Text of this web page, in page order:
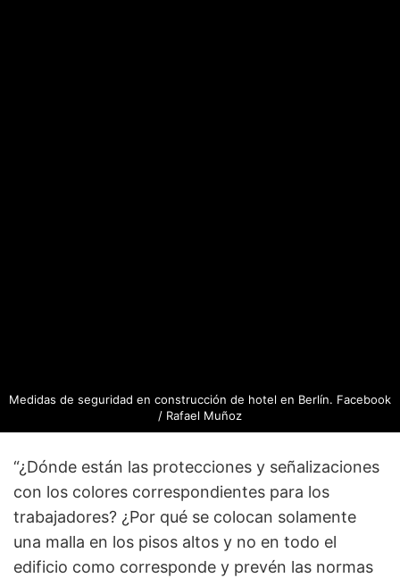
Medidas de seguridad en construcción de hotel en Berlín. Facebook
/ Rafael Muñoz
“¿Dónde están las protecciones y señalizaciones
con los colores correspondientes para los
trabajadores? ¿Por qué se colocan solamente
una malla en los pisos altos y no en todo el
edificio como corresponde y prevén las normas